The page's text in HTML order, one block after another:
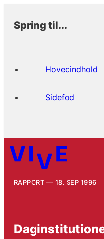
Spring til...
Hovedindhold
Sidefod
RAPPORT 18. SEP 1996